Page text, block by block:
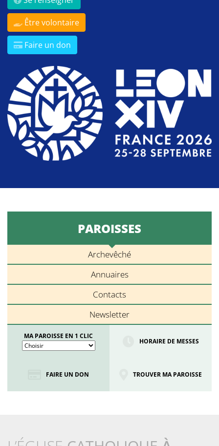
Être volontaire
Faire un don
PAROISSES
Archevêché
Annuaires
Contacts
Newsletter
MA PAROISSE EN 1 CLIC
HORAIRE DE MESSES
FAIRE UN DON TROUVER MA PAROISSE